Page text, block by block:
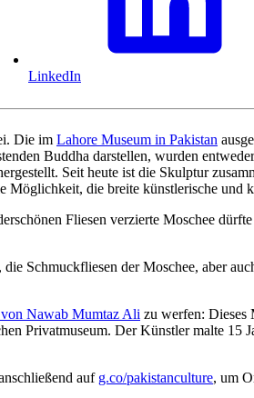
LinkedIn
Die im Lahore Museum in Pakistan
Buddha darstellen, wurden
Seit heute ist die Skulptur
Möglichkeit, die breite künstlerische und
Fliesen verzierte Moschee
Schmuckfliesen der Moschee, aber
Nawab Mumtaz Ali zu werfen: Dieses
Privatmuseum. Der Künstler malte 15
auf g.co/pakistanculture, um